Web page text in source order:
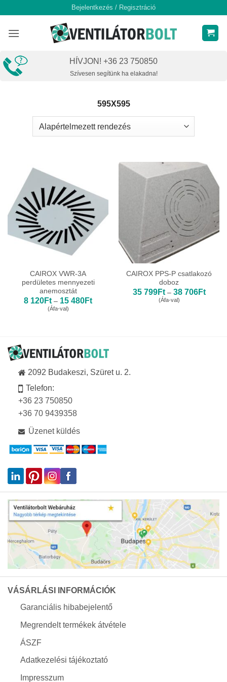
content
Bejelentkezés / Regisztráció
HÍVJON! +36 23 750850
Szívesen segítünk ha elakadna!
595X595
CAIROX VWR-3A
perdületes mennyezeti
anemosztát
8 120Ft – 15 480FtÁrtartomány:
(Áfa-val)
CAIROX PPS-P csatlakozó
doboz
35 799Ft – 38 706Ft
(Áfa-val)
2092 Budakeszi, Szüret u. 2.
Telefon:
+36 23 750850
+36 70 9439358
Üzenet küldés
VÁSÁRLÁSI INFORMÁCIÓK
Garanciális hibabejelentő
Megrendelt termékek átvétele
ÁSZF
Adatkezelési tájékoztató
Impresszum